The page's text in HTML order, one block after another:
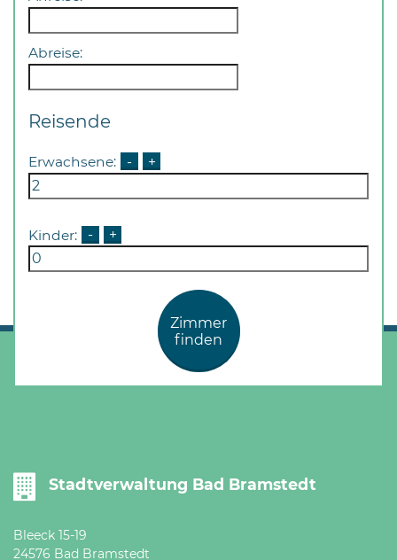
Abreise:
Reisende
Erwachsene: - +
Kinder: - +
Zimmer
finden
Stadtverwaltung Bad Bramstedt
Bleeck 15-19
24576 Bad Bramstedt